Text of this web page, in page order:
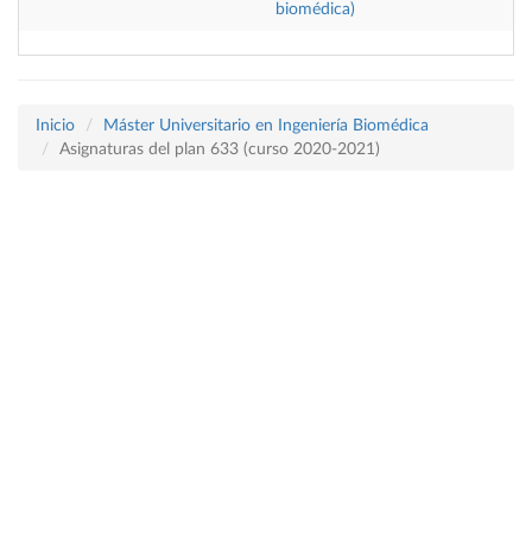
biomédica)
Inicio
Máster Universitario en Ingeniería Biomédica
Asignaturas del plan 633 (curso 2020-2021)